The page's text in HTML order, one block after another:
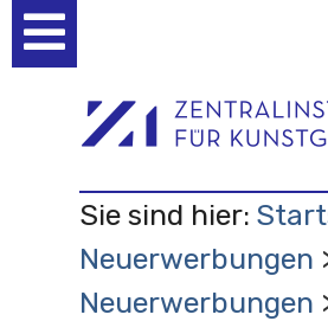
Werkzeuge
Sie sind hier:
Neuerwerbungen
Neuerwerbungen